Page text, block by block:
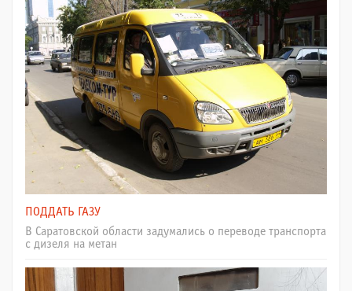
ПОДДАТЬ ГАЗУ
В Саратовской области задумались о переводе транспорта
с дизеля на метан